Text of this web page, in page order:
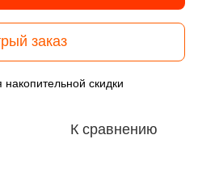
заказ
скидки
К сравнению